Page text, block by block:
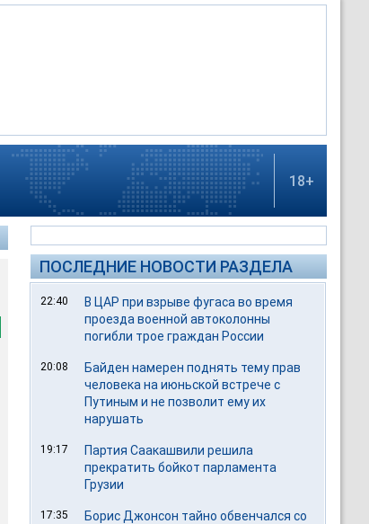
18+
ПОСЛЕДНИЕ НОВОСТИ РАЗДЕЛА
22:40
В ЦАР при взрыве фугаса во время
проезда военной автоколонны
погибли трое граждан России
20:08
Байден намерен поднять тему прав
человека на июньской встрече с
Путиным и не позволит ему их
нарушать
19:17
Партия Саакашвили решила
прекратить бойкот парламента
Грузии
17:35
Борис Джонсон тайно обвенчался со